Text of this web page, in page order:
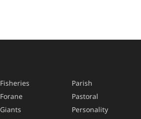
Fisheries
Forane
Giants
Parish
Pastoral
Personality